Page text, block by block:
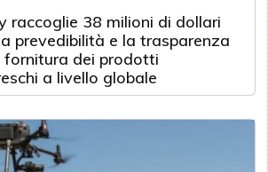
raccoglie 38 milioni di dollari
prevedibilità e la trasparenza
fornitura dei prodotti
a livello globale